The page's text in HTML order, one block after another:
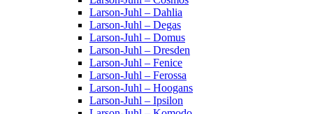
Larson-Juhl – Dahlia
Larson-Juhl – Degas
Larson-Juhl – Domus
Larson-Juhl – Dresden
Larson-Juhl – Fenice
Larson-Juhl – Ferossa
Larson-Juhl – Hoogans
Larson-Juhl – Ipsilon